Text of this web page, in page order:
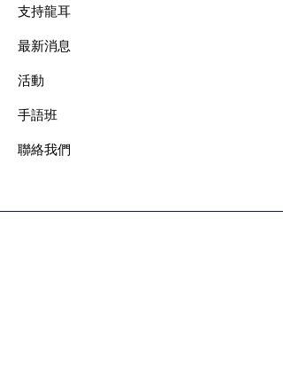
支持龍耳
最新消息
​活動
手語班
​聯絡我們